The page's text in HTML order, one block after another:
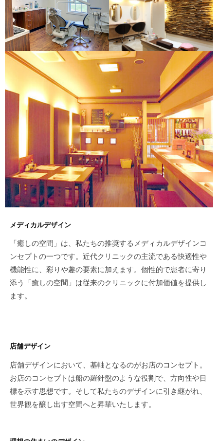
メディカルデザイン
「癒しの空間」は、私たちの推奨するメディカルデザインコ
ンセプトの一つです。近代クリニックの主流である快適性や
機能性に、彩りや趣の要素に加えます。個性的で患者に寄り
添う「癒しの空間」は従来のクリニックに付加価値を提供し
ます。
店舗デザイン
店舗デザインにおいて、基軸となるのがお店のコンセプト。
お店のコンセプトは船の羅針盤のような役割で、方向性や目
標を示す思想です。そして私たちのデザインに引き継がれ、
世界観を醸し出す空間へと昇華いたします。